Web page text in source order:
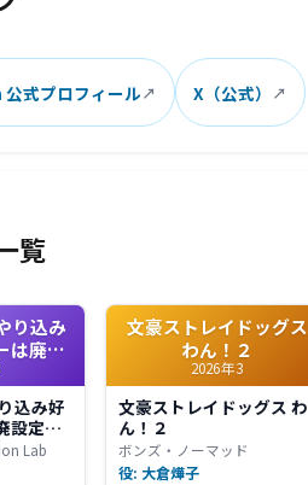
式プロフィール X（公式）
覧
り込み
は廃設
双する
込み好
設定の
2nd
Lab
文豪ストレイドッグス
わん！２
2026年3
文豪ストレイドッグス わ
ん！２
ボンズ・ノーマッド
役: 大倉燁子